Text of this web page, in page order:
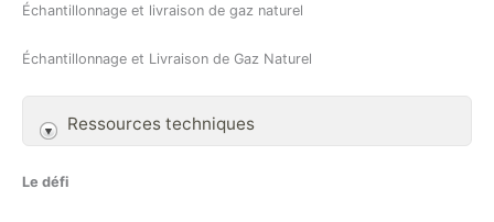
Échantillonnage et livraison de gaz naturel
Échantillonnage et Livraison de Gaz Naturel
Ressources techniques
Le défi